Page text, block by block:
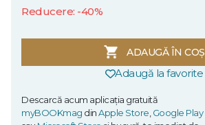
Reducere: -40%
ADAUGĂ ÎN COȘ
Adaugă la favorite
Descarcă acum aplicația gratuită
myBOOKmag dinApple Store,Google Play